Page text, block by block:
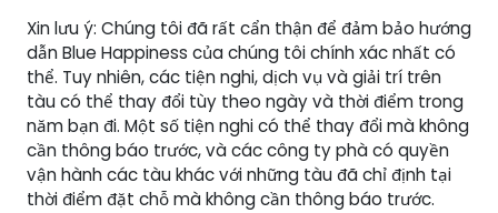
Xin lưu ý: Chúng tôi đã rất cẩn thận để đảm bảo hướng
dẫn Blue Happiness của chúng tôi chính xác nhất có
thể. Tuy nhiên, các tiện nghi, dịch vụ và giải trí trên
tàu có thể thay đổi tùy theo ngày và thời điểm trong
năm bạn đi. Một số tiện nghi có thể thay đổi mà không
cần thông báo trước, và các công ty phà có quyền
vận hành các tàu khác với những tàu đã chỉ định tại
thời điểm đặt chỗ mà không cần thông báo trước.